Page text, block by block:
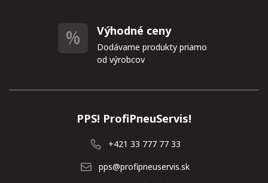
Výhodné ceny
Dodávame produkty priamo
od výrobcov
PPS! ProfiPneuServis!
+421 33 777 77 33
pps@profipneuservis.sk